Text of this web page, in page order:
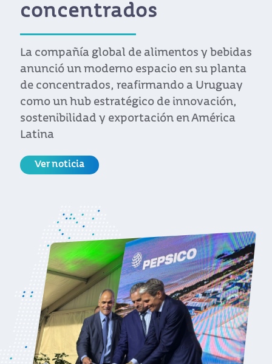
concentrados
La compañía global de alimentos y bebidas
anunció un moderno espacio en su planta
de concentrados, reafirmando a Uruguay
como un hub estratégico de innovación,
sostenibilidad y exportación en América
Latina
Ver noticia